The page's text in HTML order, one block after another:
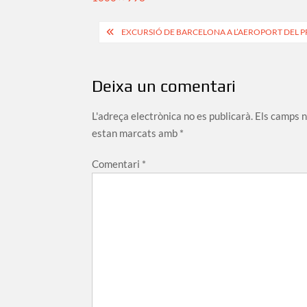
Navegació
EXCURSIÓ DE BARCELONA A L’AEROPORT DEL
Deixa un comentari
L'adreça electrònica no es publicarà. Els camps
estan marcats amb *
Comentari *